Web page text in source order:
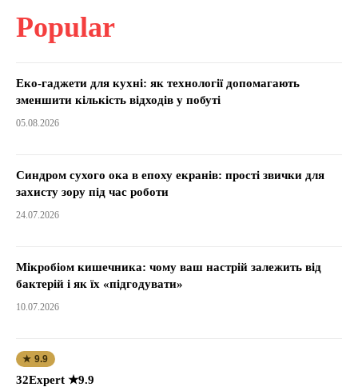
Popular
Еко-гаджети для кухні: як технології допомагають
зменшити кількість відходів у побуті
05.08.2026
Синдром сухого ока в епоху екранів: прості звички для
захисту зору під час роботи
24.07.2026
Мікробіом кишечника: чому ваш настрій залежить від
бактерій і як їх «підгодувати»
10.07.2026
★ 9.9
32Expert ★9.9